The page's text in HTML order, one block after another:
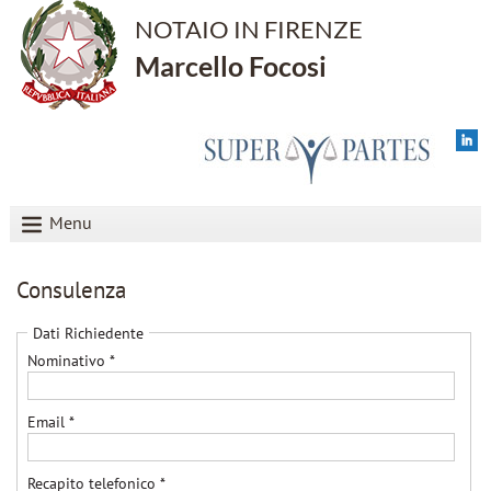
NOTAIO IN FIRENZE
Marcello Focosi
Menu
Consulenza
Dati Richiedente
Nominativo *
Email *
Recapito telefonico *